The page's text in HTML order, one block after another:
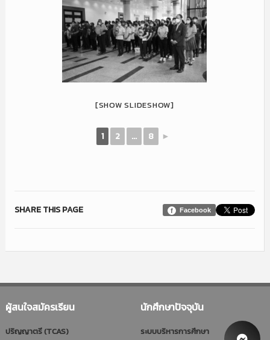
[SHOW SLIDESHOW]
1 2 ... 8 ►
Facebook
SHARE THIS PAGE
ผู้สนใจสมัครเรียน
ปริญญาตรี (TCAS)
นักศึกษาปัจจุบัน
ระบบบริหารการศึกษา